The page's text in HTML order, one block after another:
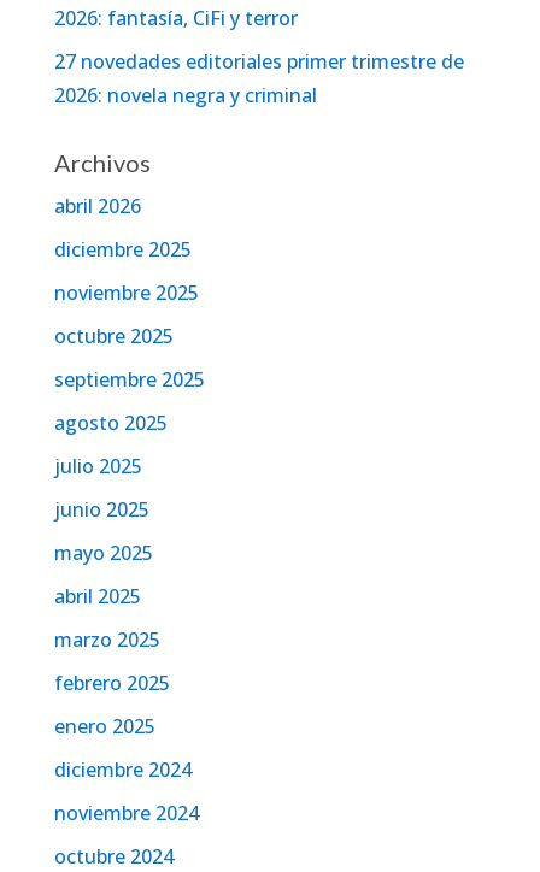
2026: fantasía, CiFi y terror
27 novedades editoriales primer trimestre de
2026: novela negra y criminal
Archivos
abril 2026
diciembre 2025
noviembre 2025
octubre 2025
septiembre 2025
agosto 2025
julio 2025
junio 2025
mayo 2025
abril 2025
marzo 2025
febrero 2025
enero 2025
diciembre 2024
noviembre 2024
octubre 2024